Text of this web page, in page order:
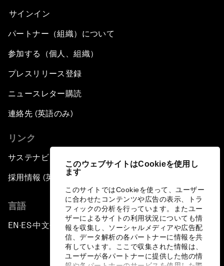
このウェブサイトはCookieを使用し
ます
このサイトではCookieを使って、ユーザー
に合わせたコンテンツや広告の表示、トラ
フィックの分析を行っています。またユー
ザーによるサイトの利用状況についても情
報を収集し、ソーシャルメディアや広告配
信、データ解析の各パートナーに情報を共
有しています。ここで収集された情報は、
ユーザーが各パートナーに提供した他の情
サインイン
パートナー（組織）について
参加する（個人、組織）
プレスリリース登録
ニュースレター購読
連絡先 (英語のみ)
リンク
サステナビリティへの取り組み
採用情報 (英語のみ)
言語
EN ▪ES▪中文▪ 日本語